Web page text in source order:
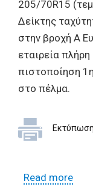
205/70R15
Δείκτης
στην βροχή Α
εταιρεία
πιστοποίηση
στο πέλμα.
Εκτύπωση
Read more